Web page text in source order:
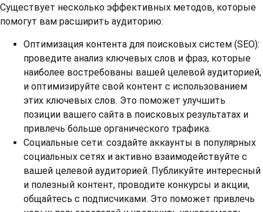
Существует несколько эффективных методов, которые
помогут вам расширить аудиторию:
Оптимизация контента для поисковых систем (SEO):
проведите анализ ключевых слов и фраз, которые
наиболее востребованы вашей целевой аудиторией,
и оптимизируйте свой контент с использованием
этих ключевых слов. Это поможет улучшить
позиции вашего сайта в поисковых результатах и
привлечь больше органического трафика.
Социальные сети: создайте аккаунты в популярных
социальных сетях и активно взаимодействуйте с
вашей целевой аудиторией. Публикуйте интересный
и полезный контент, проводите конкурсы и акции,
общайтесь с подписчиками. Это поможет привлечь